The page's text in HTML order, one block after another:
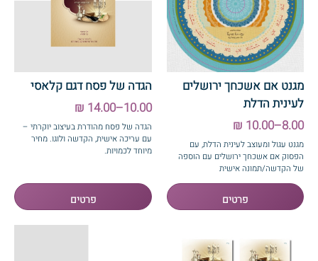
מגנט אם אשכחך ירושלים
לעינית הדלת
8.00–10.00 ₪
מגנט עגול ומעוצב לעינית הדלת, עם
הפסוק אם אשכחך ירושלים עם הוספה
של הקדשה/תמונה אישית
הגדה של פסח דגם קלאסי
10.00–14.00 ₪
הגדה של פסח מהודרת בעיצוב יוקרתי –
עם עריכה אישית, הקדשה ולוגו. מחיר
מיוחד לכמויות.